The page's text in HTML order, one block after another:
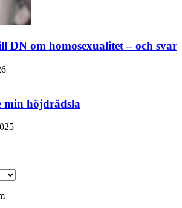
om homosexualitet – och svar
min höjdrädsla